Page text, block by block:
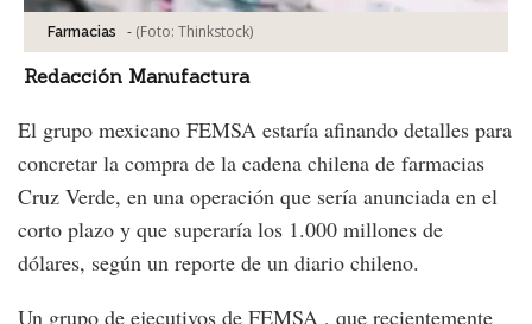
Farmacias - (Foto: Thinkstock)
Redacción Manufactura
El grupo mexicano FEMSA estaría afinando detalles para
concretar la compra de la cadena chilena de farmacias
Cruz Verde, en una operación que sería anunciada en el
corto plazo y que superaría los 1.000 millones de
dólares, según un reporte de un diario chileno.
Un grupo de ejecutivos de FEMSA , que recientemente